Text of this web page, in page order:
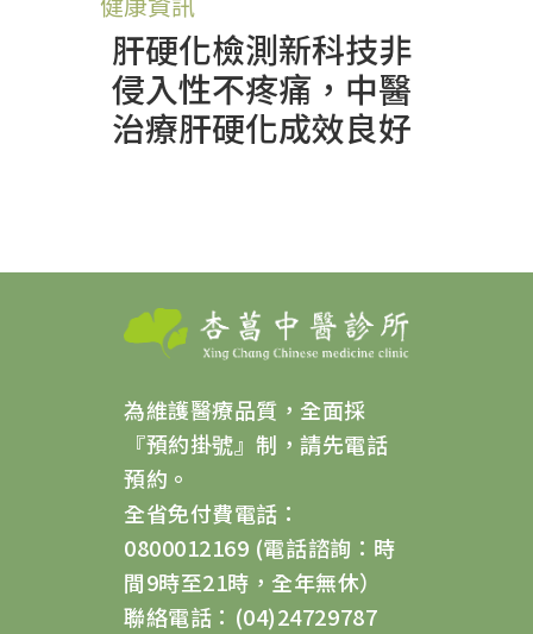
健康資訊
肝硬化檢測新科技非
侵入性不疼痛，中醫
治療肝硬化成效良好
為維護醫療品質，全面採
『預約掛號』制，請先電話
預約。
全省免付費電話：
0800012169 (電話諮詢：時
間9時至21時，全年無休）
聯絡電話：(04)24729787